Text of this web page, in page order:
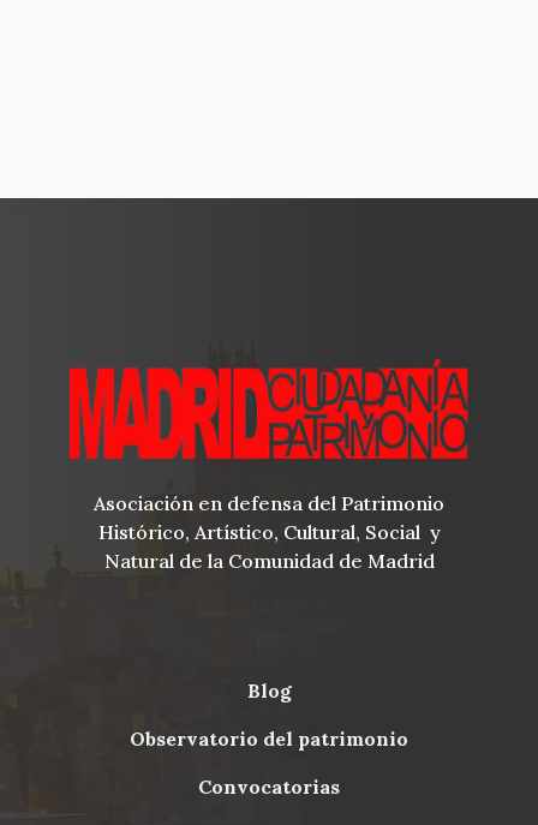
Asociación en defensa del Patrimonio
Histórico, Artístico, Cultural, Social y
Natural de la Comunidad de Madrid
Menu
blog
observatorio del patrimonio
convocatorias